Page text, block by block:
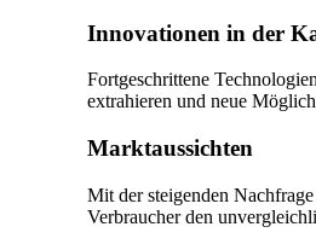
Innovationen in der
Fortgeschrittene
extrahieren und neue
Marktaussichten
Mit der steigenden
Verbraucher den